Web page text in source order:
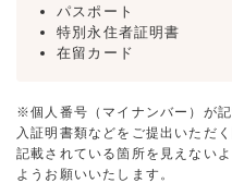
パスポート
特別永住者証明書
在留カード
※個人番号（マイナンバー）が
入証明書類などをご提出いただ
記載されている箇所を見えない
ようお願いいたします。